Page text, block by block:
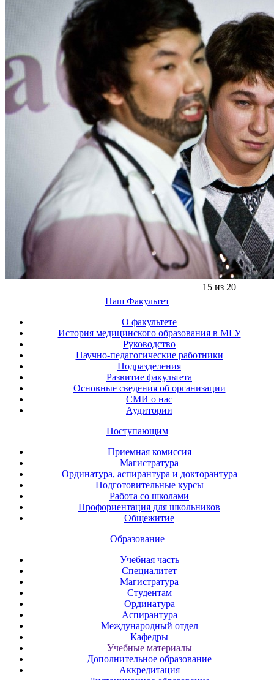
15 из 20
Наш Факультет
О факультете
История медицинского образования в МГУ
Руководство
Научно-педагогические работники
Подразделения
Развитие факультета
Основные сведения об организации
СМИ о нас
Аудитории
Поступающим
Приемная комиссия
Магистратура
Ординатура, аспирантура и докторантура
Подготовительные курсы
Работа со школами
Профориентация для школьников
Общежитие
Образование
Учебная часть
Специалитет
Магистратура
Студентам
Ординатура
Аспирантура
Международный отдел
Кафедры
Учебные материалы
Дополнительное образование
Аккредитация